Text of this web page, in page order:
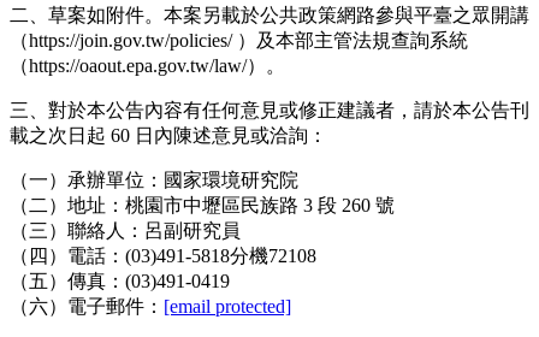
二、草案如附件。本案另載於公共政策網路參與平臺之眾開講
（https://join.gov.tw/policies/ ）及本部主管法規查詢系統
（https://oaout.epa.gov.tw/law/）。
三、對於本公告內容有任何意見或修正建議者，請於本公告刊
載之次日起 60 日內陳述意見或洽詢：
（一）承辦單位：國家環境研究院
（二）地址：桃園市中壢區民族路 3 段 260 號
（三）聯絡人：呂副研究員
（四）電話：(03)491-5818分機72108
（五）傳真：(03)491-0419
（六）電子郵件： [email protected]